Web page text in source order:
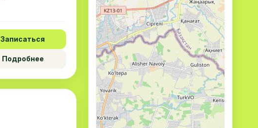
Записаться
Подробнее